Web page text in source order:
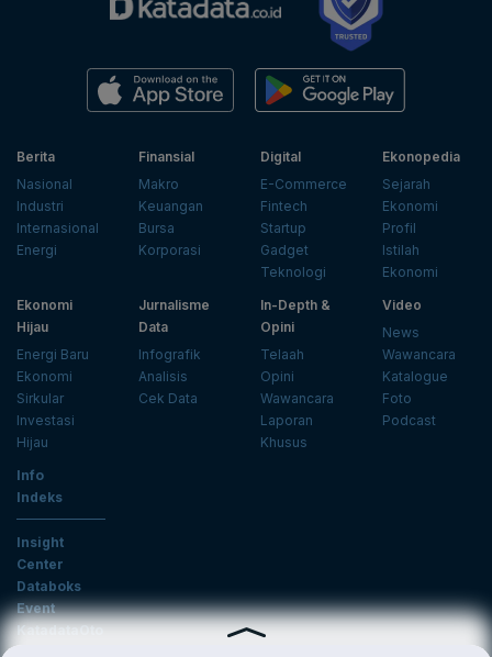
Berita
Nasional
Industri
Internasional
Energi
Finansial
Makro
Keuangan
Bursa
Korporasi
Digital
E-Commerce
Fintech
Startup
Gadget
Teknologi
Ekonopedia
Sejarah
Ekonomi
Profil
Istilah
Ekonomi
Ekonomi
Hijau
Energi Baru
Ekonomi
Sirkular
Investasi
Hijau
Jurnalisme
Data
Infografik
Analisis
Cek Data
In-Depth &
Opini
Telaah
Opini
Wawancara
Laporan
Khusus
Video
News
Wawancara
Katalogue
Foto
Podcast
Info
Indeks
Insight
Center
Databoks
Event
KatadataOto